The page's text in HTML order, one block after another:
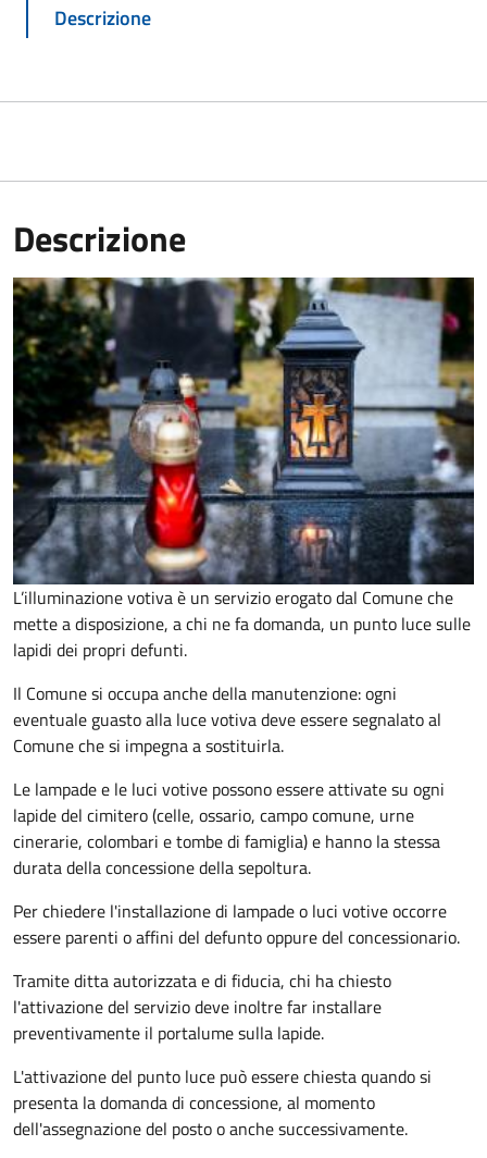
Descrizione
Descrizione
L’illuminazione votiva è un servizio erogato dal Comune che
mette a disposizione, a chi ne fa domanda, un punto luce sulle
lapidi dei propri defunti.
Il Comune si occupa anche della manutenzione: ogni
eventuale guasto alla luce votiva deve essere segnalato al
Comune che si impegna a sostituirla.
Le lampade e le luci votive possono essere attivate su ogni
lapide del cimitero (celle, ossario, campo comune, urne
cinerarie, colombari e tombe di famiglia) e hanno la stessa
durata della concessione della sepoltura.
Per chiedere l'installazione di lampade o luci votive occorre
essere parenti o affini del defunto oppure del concessionario.
Tramite ditta autorizzata e di fiducia, chi ha chiesto
l'attivazione del servizio deve inoltre far installare
preventivamente il portalume sulla lapide.
L'attivazione del punto luce può essere chiesta quando si
presenta la domanda di concessione, al momento
dell'assegnazione del posto o anche successivamente.